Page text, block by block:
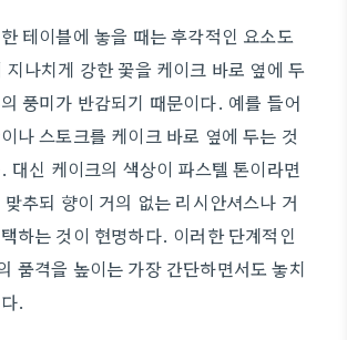
테이블에 놓을 때는 후각적인 요소도
나치게 강한 꽃을 케이크 바로 옆에 두
풍미가 반감되기 때문이다. 예를 들어
나 스토크를 케이크 바로 옆에 두는 것
대신 케이크의 색상이 파스텔 톤이라면
추되 향이 거의 없는 리시안셔스나 거
하는 것이 현명하다. 이러한 단계적인
품격을 높이는 가장 간단하면서도 놓치
.